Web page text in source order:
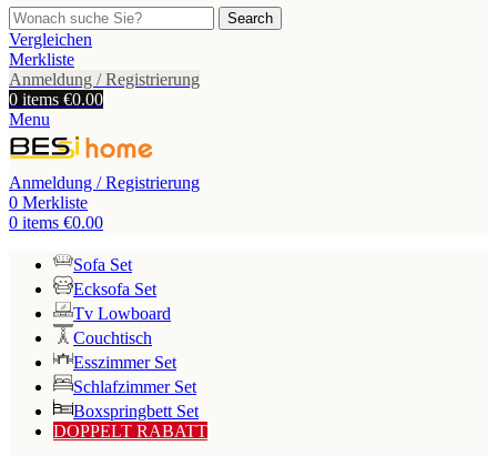
Search
Vergleichen
Merkliste
Anmeldung / Registrierung
0 items €0.00
Menu
Anmeldung / Registrierung
0 Merkliste
0 items €0.00
Sofa Set
Ecksofa Set
Tv Lowboard
Couchtisch
Esszimmer Set
Schlafzimmer Set
Boxspringbett Set
DOPPELT RABATT